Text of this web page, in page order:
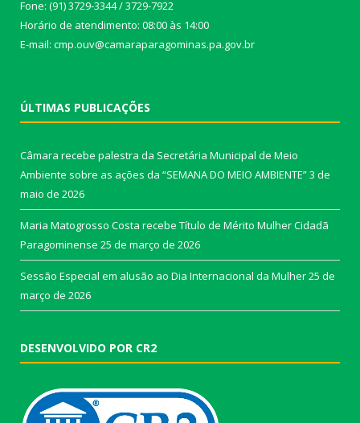
Fone: (91) 3729-3344 / 3729-7922
Horário de atendimento: 08:00 às 14:00
E-mail: cmp.ouv@camaraparagominas.pa.gov.br
ÚLTIMAS PUBLICAÇÕES
Câmara recebe palestra da Secretária Municipal de Meio
Ambiente sobre as ações da “SEMANA DO MEIO AMBIENTE”3 de
maio de 2026
Maria Matogrosso Costa recebe Título de Mérito Mulher Cidadã
Paragominense 25 de março de 2026
Sessão Especial em alusão ao Dia Internacional da Mulher25 de
março de 2026
DESENVOLVIDO POR CR2